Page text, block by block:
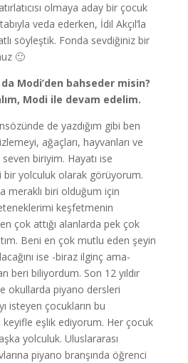
olmaya aday bir çocuk
veda ederken, İdil Akçıl’la
söyleştik. Fonda sevdiğiniz bir
🙂
Modi’den bahseder misin?
Modi ile devam edelim.
de yazdığım gibi ben
ağaçları, hayvanları ve
biriyim. Hayatı ise
bir yolculuk olarak görüyorum.
meraklı biri olduğum için
keşfetmenin
çok attığı alanlarda pek çok
Beni en çok mutlu eden şeyin
ise -biraz ilginç ama-
beri biliyordum. Son 12 yıldır
okullarda piyano dersleri
isteyen çocukların bu
keyifle eşlik ediyorum. Her çocuk
yolculuk. Uluslararası
piyano branşında öğrenci